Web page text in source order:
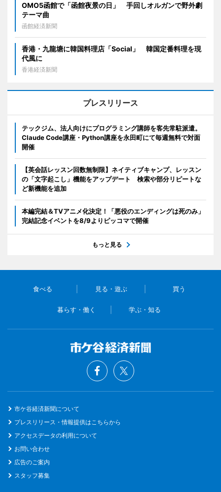
OMO5函館で「函館夜景の日」 手回しオルガンで野外劇
テーマ曲
函館経済新聞
香港・九龍塘に韓国料理店「Social」 韓国定番料理を現
代風に
香港経済新聞
プレスリリース
テックジム、法人向けにプログラミング講師を客先常駐派遣。
Claude Code講座・Python講座を永田町にて毎週無料で対面
開催
【英会話レッスン回数無制限】ネイティブキャンプ、レッスン
の「文字起こし」機能をアップデート 検索や部分リピートな
ど新機能を追加
本編完結＆TVアニメ化決定！「悪役のエンディングは死のみ」
完結記念イベントを8/9よりピッコマで開催
もっと見る
食べる 見る・遊ぶ 買う
暮らす・働く 学ぶ・知る
市ケ谷経済新聞について
プレスリリース・情報提供はこちらから
アクセスデータの利用について
お問い合わせ
広告のご案内
スタッフ募集